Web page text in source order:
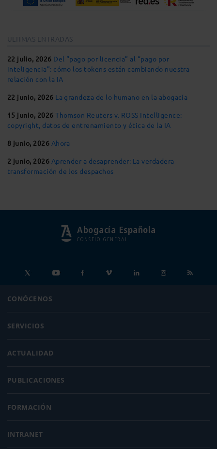
ULTIMAS ENTRADAS
22 julio, 2026 Del “pago por licencia” al “pago por
inteligencia”: cómo los tokens están cambiando nuestra
relación con la IA
22 junio, 2026 La grandeza de lo humano en la abogacía
15 junio, 2026 Thomson Reuters v. ROSS Intelligence:
copyright, datos de entrenamiento y ética de la IA
8 junio, 2026 Ahora
2 junio, 2026 Aprender a desaprender: La verdadera
transformación de los despachos
Abogacía Española
CONSEJO GENERAL
CONÓCENOS
SERVICIOS
ACTUALIDAD
PUBLICACIONES
FORMACIÓN
INTRANET